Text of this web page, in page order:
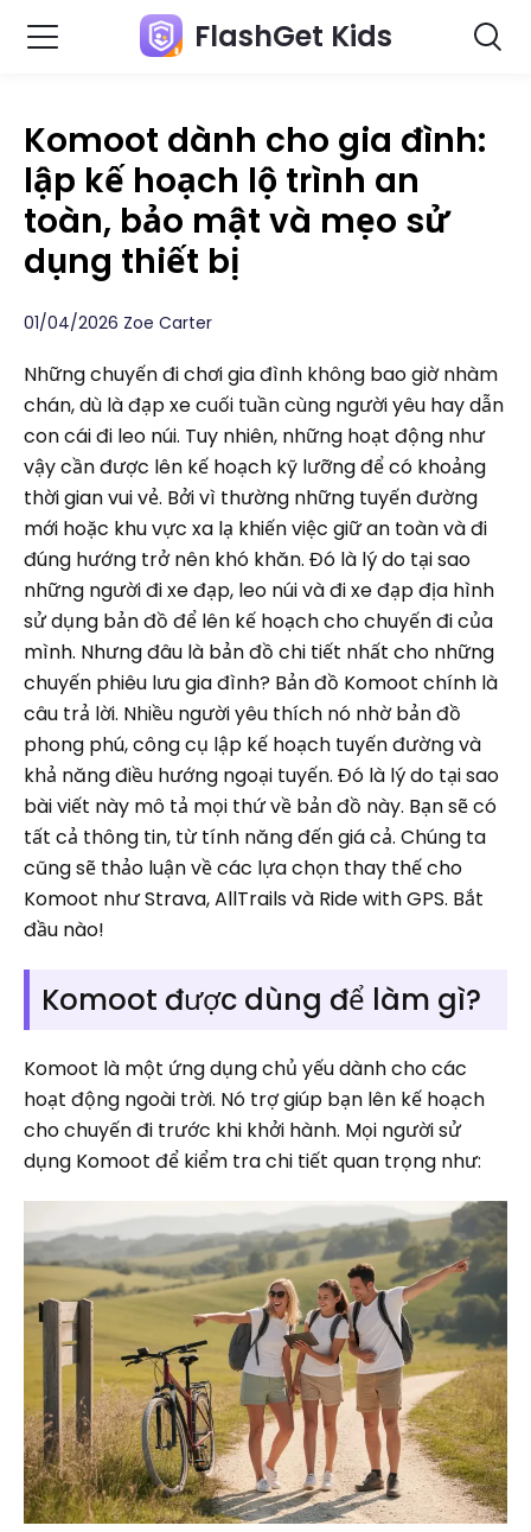
FlashGet Kids
Komoot dành cho gia đình:
lập kế hoạch lộ trình an
toàn, bảo mật và mẹo sử
dụng thiết bị
01/04/2026 Zoe Carter
Những chuyến đi chơi gia đình không bao giờ nhàm
chán, dù là đạp xe cuối tuần cùng người yêu hay dẫn
con cái đi leo núi. Tuy nhiên, những hoạt động như
vậy cần được lên kế hoạch kỹ lưỡng để có khoảng
thời gian vui vẻ. Bởi vì thường những tuyến đường
mới hoặc khu vực xa lạ khiến việc giữ an toàn và đi
đúng hướng trở nên khó khăn. Đó là lý do tại sao
những người đi xe đạp, leo núi và đi xe đạp địa hình
sử dụng bản đồ để lên kế hoạch cho chuyến đi của
mình. Nhưng đâu là bản đồ chi tiết nhất cho những
chuyến phiêu lưu gia đình? Bản đồ Komoot chính là
câu trả lời. Nhiều người yêu thích nó nhờ bản đồ
phong phú, công cụ lập kế hoạch tuyến đường và
khả năng điều hướng ngoại tuyến. Đó là lý do tại sao
bài viết này mô tả mọi thứ về bản đồ này. Bạn sẽ có
tất cả thông tin, từ tính năng đến giá cả. Chúng ta
cũng sẽ thảo luận về các lựa chọn thay thế cho
Komoot như Strava, AllTrails và Ride with GPS. Bắt
đầu nào!
Komoot được dùng để làm gì?
Komoot là một ứng dụng chủ yếu dành cho các
hoạt động ngoài trời. Nó trợ giúp bạn lên kế hoạch
cho chuyến đi trước khi khởi hành. Mọi người sử
dụng Komoot để kiểm tra chi tiết quan trọng như: